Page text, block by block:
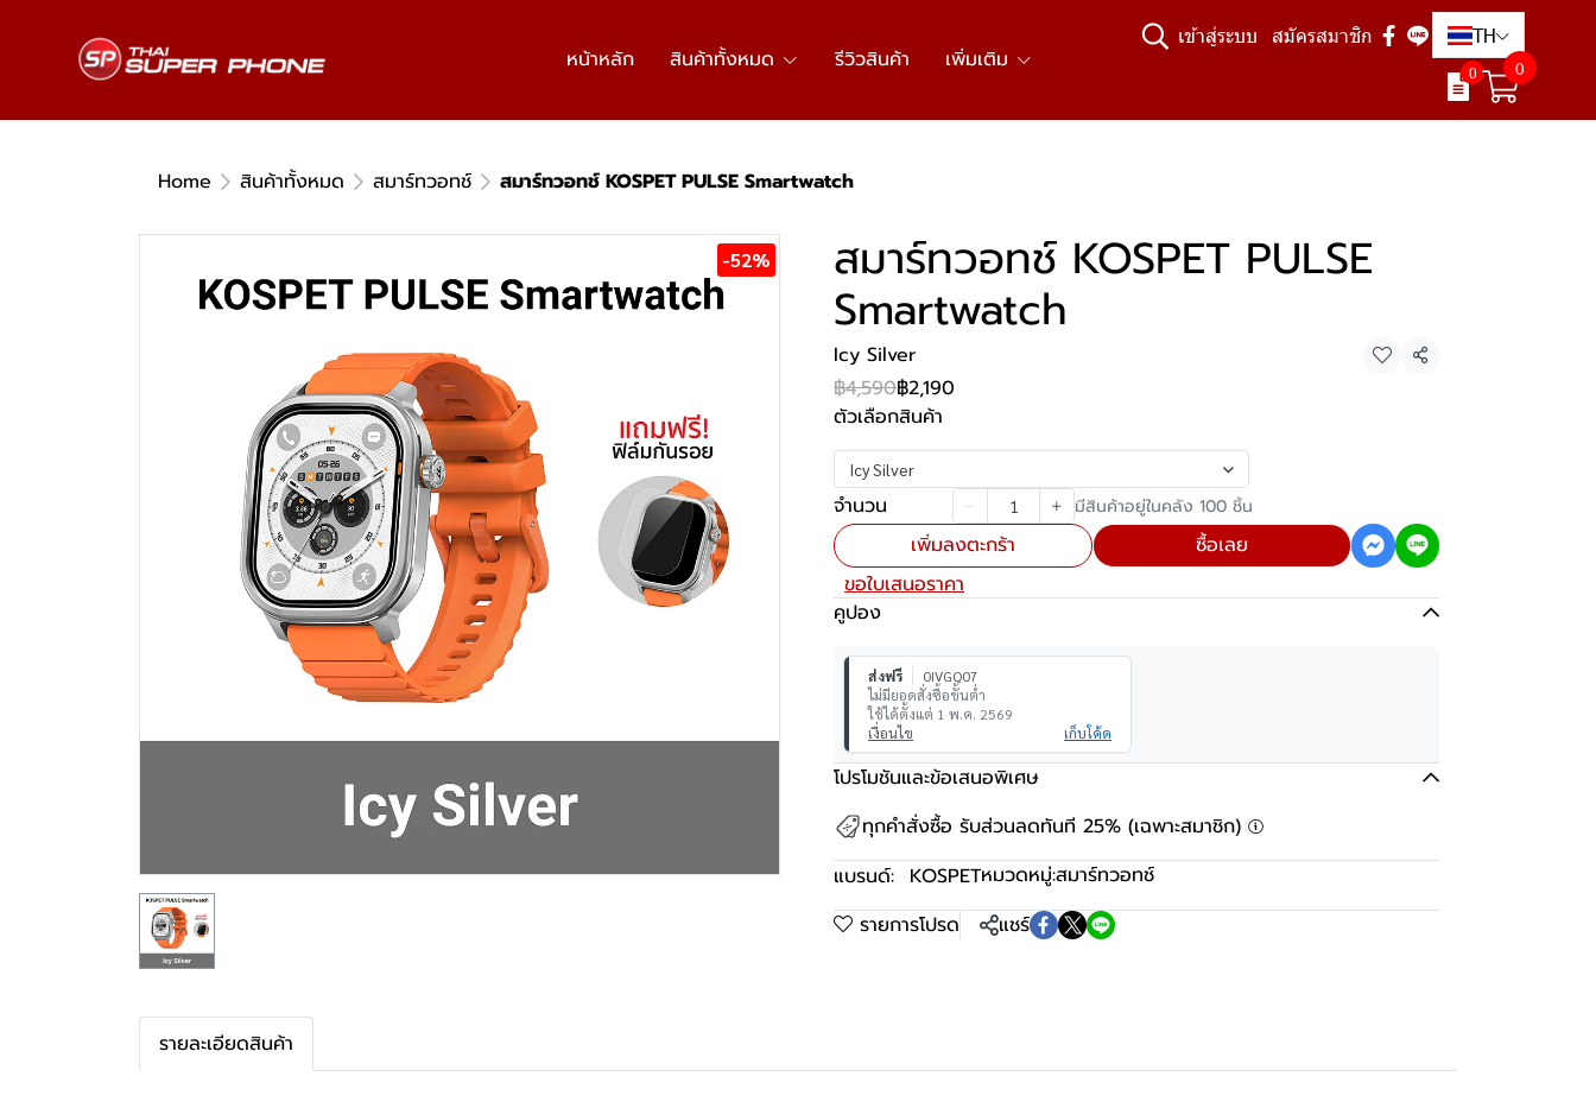
หน้าหลัก สินค้าทั้งหมด รีวิวสินค้า เพิ่มเติม
เข้าสู่ระบบ สมัครสมาชิก TH
0 0
Home สินค้าทั้งหมด สมาร์ทวอทช์ สมาร์ทวอทช์ KOSPET PULSE Smartwatch
-52% สมาร์ทวอทช์ KOSPET PULSE
Smartwatch
Icy Silver
แชร์
฿4,590฿2,190
ตัวเลือกสินค้า
Icy Silver
จำนวน มีสินค้าอยู่ในคลัง 100 ชิ้น
เพิ่มลงตะกร้า
ซื้อเลย
ขอใบเสนอราคา
คูปอง
ส่งฟรี
0IVGQ07
ไม่มียอดสั่งซื้อขั้นต่ำ
ใช้ได้ตั้งแต่ 1 พ.ค. 2569
เงื่อนไข
เก็บโค้ด
โปรโมชันและข้อเสนอพิเศษ
ทุกคำสั่งซื้อ รับส่วนลดทันที 25% (เฉพาะสมาชิก)
แบรนด์: KOSPETหมวดหมู่:สมาร์ทวอทช์
รายการโปรด
แชร์
รายละเอียดสินค้า